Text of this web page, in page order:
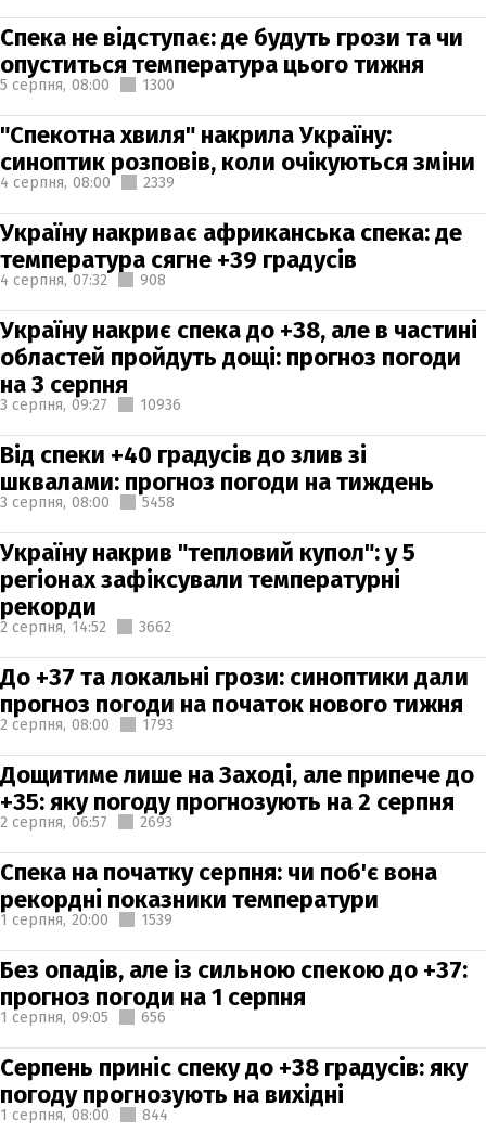
Спека не відступає: де будуть грози та чи
опуститься температура цього тижня
5 серпня, 08:00 1300
"Спекотна хвиля" накрила Україну:
синоптик розповів, коли очікуються зміни
4 серпня, 08:00 2339
Україну накриває африканська спека: де
температура сягне +39 градусів
4 серпня, 07:32 908
Україну накриє спека до +38, але в частині
областей пройдуть дощі: прогноз погоди
на 3 серпня
3 серпня, 09:27 10936
Від спеки +40 градусів до злив зі
шквалами: прогноз погоди на тиждень
3 серпня, 08:00 5458
Україну накрив "тепловий купол": у 5
регіонах зафіксували температурні
рекорди
2 серпня, 14:52 3662
До +37 та локальні грози: синоптики дали
прогноз погоди на початок нового тижня
2 серпня, 08:00 1793
Дощитиме лише на Заході, але припече до
+35: яку погоду прогнозують на 2 серпня
2 серпня, 06:57 2693
Спека на початку серпня: чи поб'є вона
рекордні показники температури
1 серпня, 20:00 1539
Без опадів, але із сильною спекою до +37:
прогноз погоди на 1 серпня
1 серпня, 09:05 656
Серпень приніс спеку до +38 градусів: яку
погоду прогнозують на вихідні
1 серпня, 08:00 844